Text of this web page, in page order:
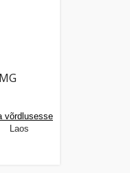
võrdlusesse
Laos